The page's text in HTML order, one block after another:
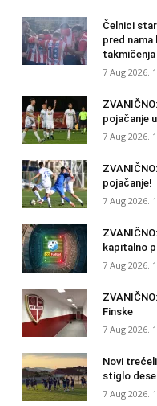
Čelnici
pred nama
takmičenja
7 Aug 2026.
pojačanje
7 Aug 2026.
pojačanje!
7 Aug 2026.
kapitalno
7 Aug 2026.
Finske
7 Aug 2026.
Novi
stiglo
7 Aug 2026.